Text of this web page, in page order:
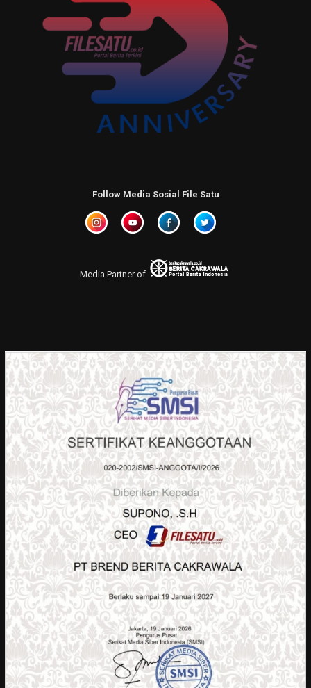
Follow Media Sosial File Satu
Media Partner of